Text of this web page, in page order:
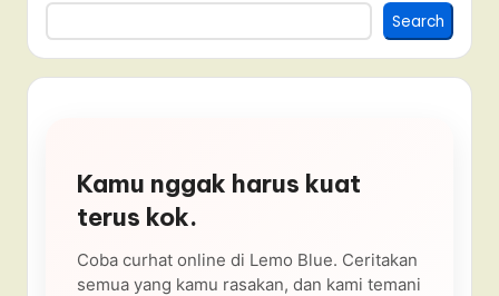
Search
Kamu nggak harus kuat
terus kok.
Coba curhat online di Lemo Blue. Ceritakan
semua yang kamu rasakan, dan kami temani